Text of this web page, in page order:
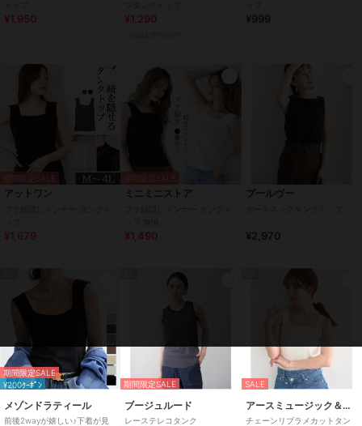
¥1,950 ¥1,290 ¥999
アットワン
¥1,679
ミニミニストア
¥1,490
プールヴー
¥2,970
期間限定SALE
¥200ｸｰﾎﾟﾝ
メゾンドラティール
前後2wayが嬉しい♪下着が見
期間限定SALE
ブージュルード
レーステレコタンク
SALE
アースミュージック＆エコロジー
チェーンリブラメカットタン